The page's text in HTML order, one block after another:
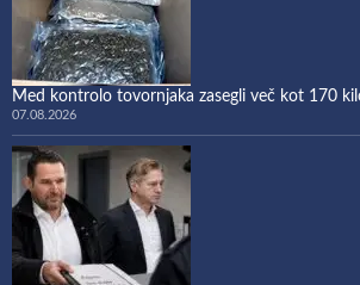
Med kontrolo tovornjaka zasegli več kot 170
07.08.2026